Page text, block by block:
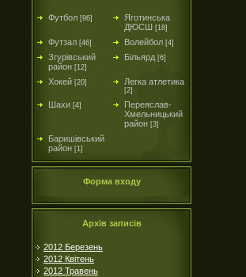
Футбол [96]
Яготинська
ДЮСШ [18]
Футзал [46] Волейбол [4]
Згурівський
район [12]
Більярд [6]
Хокей [20] Легка атлетика
[2]
Шахи [4]
Переяслав-
Хмельницький
район [3]
Баришівський
район [1]
Форма входу
Архів записів
2012 Березень
2012 Квітень
2012 Травень